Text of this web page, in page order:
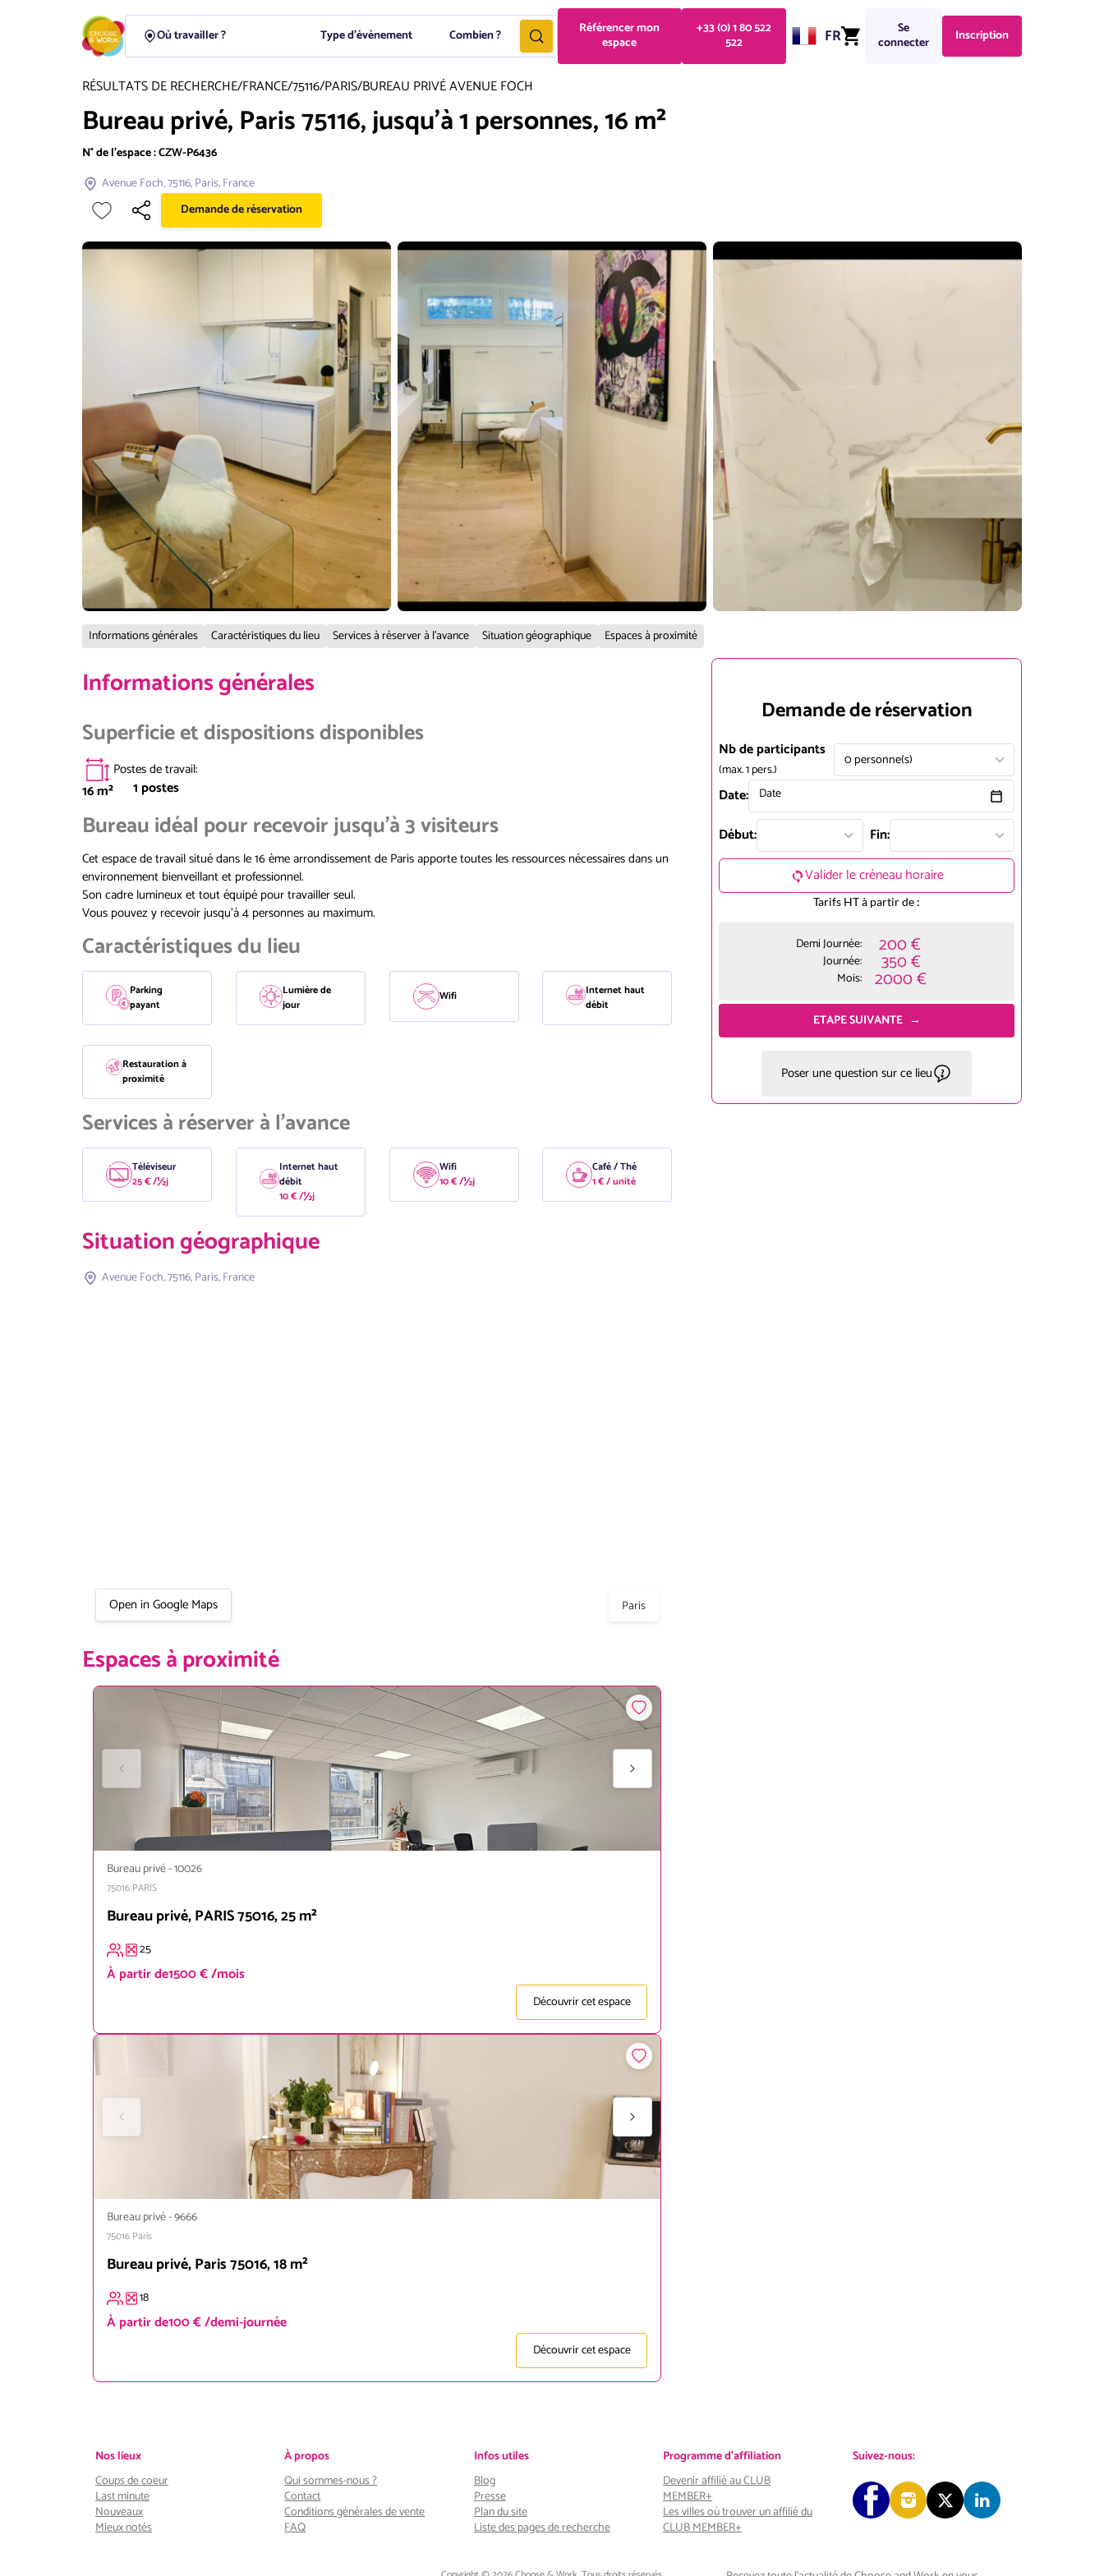
Type d'évènement Combien ? Référencer mon
espace
+33 (0) 1 80 522
522 FR Se
connecter Inscription
RÉSULTATS DE RECHERCHE/FRANCE/75116/PARIS/BUREAU PRIVÉ AVENUE FOCH
Bureau privé, Paris 75116, jusqu'à 1 personnes, 16 m²
N° de l'espace :CZW-P6436
Avenue Foch, 75116, Paris, France
Demande de réservation
Informations générales Caractéristiques du lieu Services à réserver à l'avance Situation géographique Espaces à proximité
Informations générales
Superficie et dispositions disponibles
16m²
Postes de travail:
1 postes
Bureau idéal pour recevoir jusqu'à 3 visiteurs
Cet espace de travail situé dans le 16 ème arrondissement de Paris apporte toutes les ressources nécessaires dans un
environnement bienveillant et professionnel.
Son cadre lumineux et tout équipé pour travailler seul.
Vous pouvez y recevoir jusqu’à 4 personnes au maximum.
Caractéristiques du lieu
Parking
payant
Lumière de
jour
Wifi
Internet haut
débit
Restauration à
proximité
Services à réserver à l'avance
Téléviseur
25 € /½j
Internet haut
débit
10 € /½j
Wifi
10 € /½j
Café / Thé
1 € / unité
Situation géographique
Avenue Foch, 75116, Paris, France
Open in Google Maps Paris
Espaces à proximité
Bureau privé-10026
75016 PARIS
Bureau privé, PARIS 75016, 25 m²
25
À partir de1500 € /mois
Découvrir cet espace
Bureau privé-9666
75016 Paris
Bureau privé, Paris 75016, 18 m²
18
À partir de100 € /demi-journée
Découvrir cet espace
Demande de réservation
Nb de participants
(max.1pers.)
0 personne(s)
Date: Date
Début:
Fin:
Valider le créneau horaire
Tarifs HT à partir de :
Demi Journée: 200 €
Journée: 350 €
Mois: 2000 €
ETAPE SUIVANTE
Poser une question sur ce lieu
Nos lieux
Coups de coeur
Last minute
Nouveaux
Mieux notés
À propos
Qui sommes-nous ?
Contact
Conditions générales de vente
FAQ
Infos utiles
Blog
Presse
Plan du site
Liste des pages de recherche
Programme d'affiliation
Devenir affilié au CLUB
MEMBER+
Les villes où trouver un affilié du
CLUB MEMBER+
Suivez-nous: